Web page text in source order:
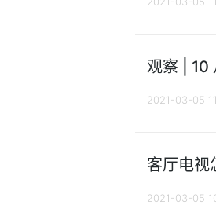
观察 | 10
2021-03-05
客厅电视
2021-03-05